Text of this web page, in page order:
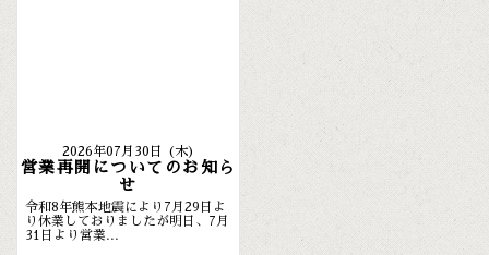
2026年07月30日 (木)
営業再開についてのお知ら
せ
令和8年熊本地震により7月29日よ
り休業しておりましたが明日、7月
31日より営業...